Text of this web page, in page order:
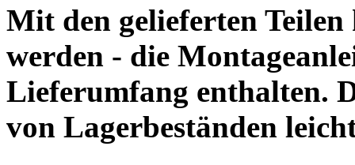
Mit den gelieferten
werden - die
Lieferumfang enthalten.
von Lagerbeständen